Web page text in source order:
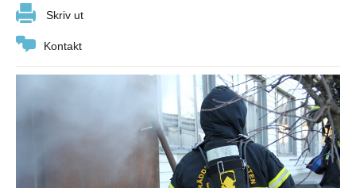
Skriv ut
Kontakt